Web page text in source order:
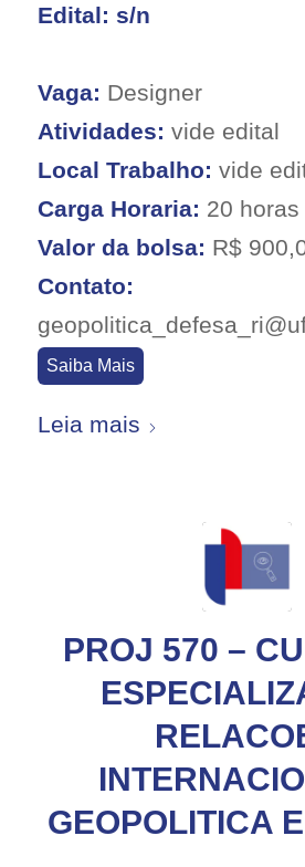
Edital: s/n
Vaga: Designer
Atividades: vide edital
Local Trabalho: vide
Carga Horaria: 20
Valor da bolsa: R$
Contato:
Saiba Mais
Leia mais
PROJ 570 –
GEOPOLITICA